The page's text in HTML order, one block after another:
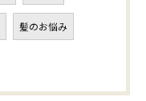
髪のお悩み